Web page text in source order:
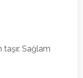
Sağlam